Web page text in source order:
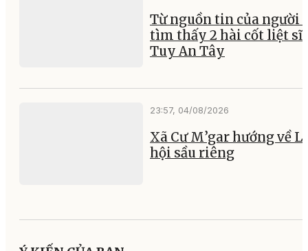
Từ nguồn tin của người
tìm thấy 2 hài cốt liệt sĩ
Tuy An Tây
23:57, 04/08/2026
Xã Cư M’gar hướng về
hội sầu riêng